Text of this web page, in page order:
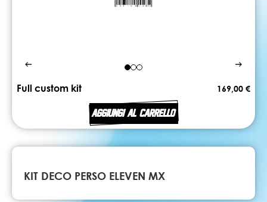
Full custom kit 169,00 €
AGGIUNGI AL CARRELLO
KIT DECO PERSO ELEVEN MX